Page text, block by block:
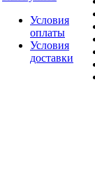
Условия
оплаты
Условия
доставки